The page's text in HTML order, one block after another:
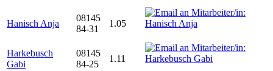
Hanisch Anja
08145
84-31
1.05
Harkebusch
Gabi
08145
84-25
1.11